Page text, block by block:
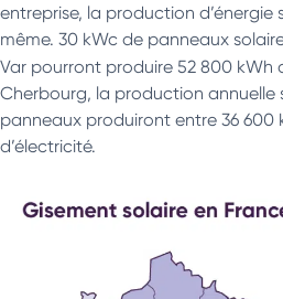
entreprise, la production d’énergie
même. 30 kWc de panneaux
Var pourront produire 52 800 kWh
Cherbourg, la production annuelle
panneaux produiront entre 36 600
d’électricité.